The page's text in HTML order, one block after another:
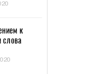
к
слова